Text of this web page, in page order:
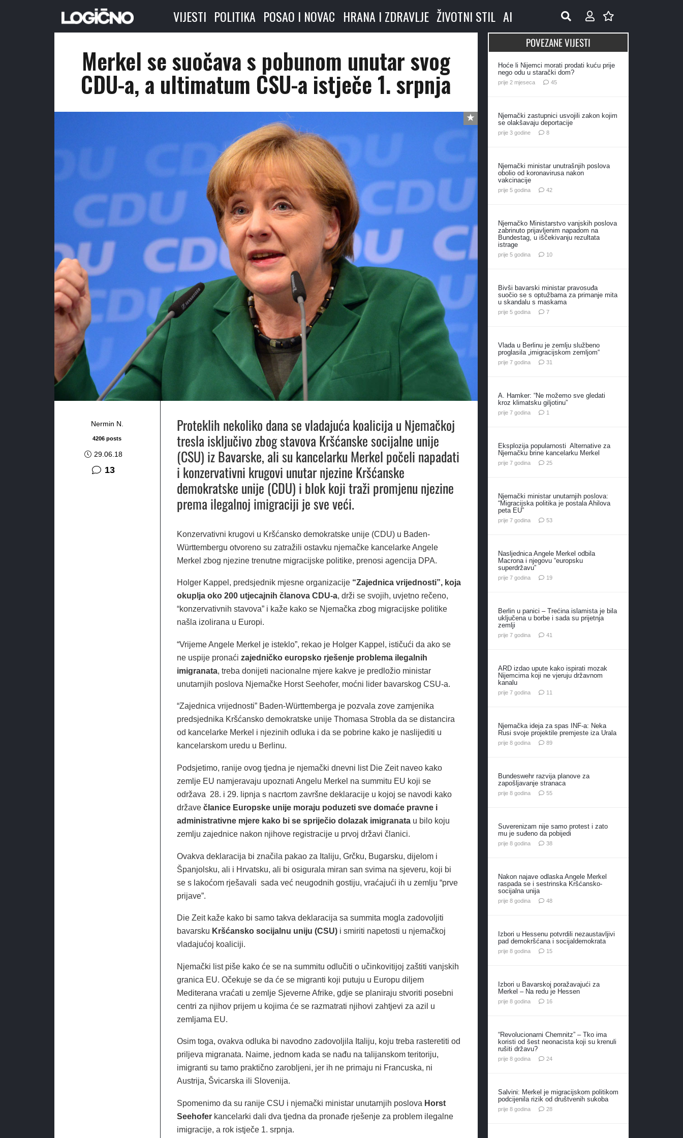
VIJESTI POLITIKA POSAO I NOVAC HRANA I ZDRAVLJE ŽIVOTNI STIL AI
Merkel se suočava s pobunom unutar svog
CDU-a, a ultimatum CSU-a istječe 1. srpnja
Nermin N.
4206 posts
29.06.18
13komentara
Proteklih nekoliko dana se vladajuća koalicija u Njemačkoj
tresla isključivo zbog stavova Kršćanske socijalne unije
(CSU) iz Bavarske, ali su kancelarku Merkel počeli napadati
i konzervativni krugovi unutar njezine Kršćanske
demokratske unije (CDU) i blok koji traži promjenu njezine
prema ilegalnoj imigraciji je sve veći.
Konzervativni krugovi u Kršćansko demokratske unije (CDU) u Baden-
Württembergu otvoreno su zatražili ostavku njemačke kancelarke Angele
Merkel zbog njezine trenutne migracijske politike, prenosi agencija DPA.
Holger Kappel, predsjednik mjesne organizacije “Zajednica vrijednosti”, koja
okuplja oko 200 utjecajnih članova CDU-a, drži se svojih, uvjetno rečeno,
“konzervativnih stavova” i kaže kako se Njemačka zbog migracijske politike
našla izolirana u Europi.
“Vrijeme Angele Merkel je isteklo”, rekao je Holger Kappel, ističući da ako se
ne uspije pronaći zajedničko europsko rješenje problema ilegalnih
imigranata, treba donijeti nacionalne mjere kakve je predložio ministar
unutarnjih poslova Njemačke Horst Seehofer, moćni lider bavarskog CSU-a.
“Zajednica vrijednosti” Baden-Württemberga je pozvala zove zamjenika
predsjednika Kršćansko demokratske unije Thomasa Strobla da se distancira
od kancelarke Merkel i njezinih odluka i da se pobrine kako je naslijediti u
kancelarskom uredu u Berlinu.
Podsjetimo, ranije ovog tjedna je njemački dnevni list Die Zeit naveo kako
zemlje EU namjeravaju upoznati Angelu Merkel na summitu EU koji se
održava 28. i 29. lipnja s nacrtom završne deklaracije u kojoj se navodi kako
državečlanice Europske unije moraju poduzeti sve domaće pravne i
administrativne mjere kako bi se spriječio dolazak imigranatau bilo koju
zemlju zajednice nakon njihove registracije u prvoj državi članici.
Ovakva deklaracija bi značila pakao za Italiju, Grčku, Bugarsku, dijelom i
Španjolsku, ali i Hrvatsku, ali bi osigurala miran san svima na sjeveru, koji bi
se s lakoćom rješavali sada već neugodnih gostiju, vraćajući ih u zemlju “prve
prijave”.
Die Zeit kaže kako bi samo takva deklaracija sa summita mogla zadovoljiti
bavarsku Kršćansko socijalnu uniju (CSU)i smiriti napetosti u njemačkoj
vladajućoj koaliciji.
Njemački list piše kako će se na summitu odlučiti o učinkovitijoj zaštiti vanjskih
granica EU. Očekuje se da će se migranti koji putuju u Europu diljem
Mediterana vraćati u zemlje Sjeverne Afrike, gdje se planiraju stvoriti posebni
centri za njihov prijem u kojima će se razmatrati njihovi zahtjevi za azil u
zemljama EU.
Osim toga, ovakva odluka bi navodno zadovoljila Italiju, koju treba rasteretiti od
priljeva migranata. Naime, jednom kada se nađu na talijanskom teritoriju,
imigranti su tamo praktično zarobljeni, jer ih ne primaju ni Francuska, ni
Austrija, Švicarska ili Slovenija.
Spomenimo da su ranije CSU i njemački ministar unutarnjih poslova Horst
Seehoferkancelarki dali dva tjedna da pronađe rješenje za problem ilegalne
imigracije, a rok istječe 1. srpnja.
POVEZANE VIJESTI
Hoće li Nijemci morati prodati kuću prije
nego odu u starački dom?
prije 2 mjeseca 45komentara
Njemački zastupnici usvojili zakon kojim
se olakšavaju deportacije
prije 3 godine 8komentara
Njemački ministar unutrašnjih poslova
obolio od koronavirusa nakon
vakcinacije
prije 5 godina 42komentara
Njemačko Ministarstvo vanjskih poslova
zabrinuto prijavljenim napadom na
Bundestag, u iščekivanju rezultata
istrage
prije 5 godina 10komentara
Bivši bavarski ministar pravosuđa
suočio se s optužbama za primanje mita
u skandalu s maskama
prije 5 godina 7komentara
Vlada u Berlinu je zemlju službeno
proglasila „imigracijskom zemljom“
prije 7 godina 31
A. Hamker: “Ne možemo sve gledati
kroz klimatsku giljotinu”
prije 7 godina 1
Eksplozija popularnosti Alternative za
Njemačku brine kancelarku Merkel
prije 7 godina 25komentara
Njemački ministar unutarnjih poslova:
“Migracijska politika je postala Ahilova
peta EU”
prije 7 godina 53komentara
Nasljednica Angele Merkel odbila
Macrona i njegovu “europsku
superdržavu”
prije 7 godina 19komentara
Berlin u panici – Trećina islamista je bila
uključena u borbe i sada su prijetnja
zemlji
prije 7 godina 41
ARD izdao upute kako ispirati mozak
Nijemcima koji ne vjeruju državnom
kanalu
prije 7 godina 11
Njemačka ideja za spas INF-a: Neka
Rusi svoje projektile premjeste iza Urala
prije 8 godina 89komentara
Bundeswehr razvija planove za
zapošljavanje stranaca
prije 8 godina 55komentara
Suverenizam nije samo protest i zato
mu je suđeno da pobijedi
prije 8 godina 38komentara
Nakon najave odlaska Angele Merkel
raspada se i sestrinska Kršćansko-
socijalna unija
prije 8 godina 48komentara
Izbori u Hessenu potvrdili nezaustavljivi
pad demokršćana i socijaldemokrata
prije 8 godina 15komentara
Izbori u Bavarskoj poražavajući za
Merkel – Na redu je Hessen
prije 8 godina 16komentara
“Revolucionarni Chemnitz” – Tko ima
koristi od šest neonacista koji su krenuli
rušiti državu?
prije 8 godina 24komentara
Salvini: Merkel je migracijskom politikom
podcijenila rizik od društvenih sukoba
prije 8 godina 28komentara